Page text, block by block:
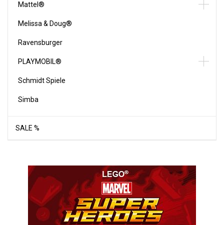
Mattel®
Melissa & Doug®
Ravensburger
PLAYMOBIL®
Schmidt Spiele
Simba
SALE %